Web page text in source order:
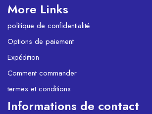
More Links
politique de confidentialité
Options de paiement
Expédition
Comment commander
termes et conditions
Informations de contact